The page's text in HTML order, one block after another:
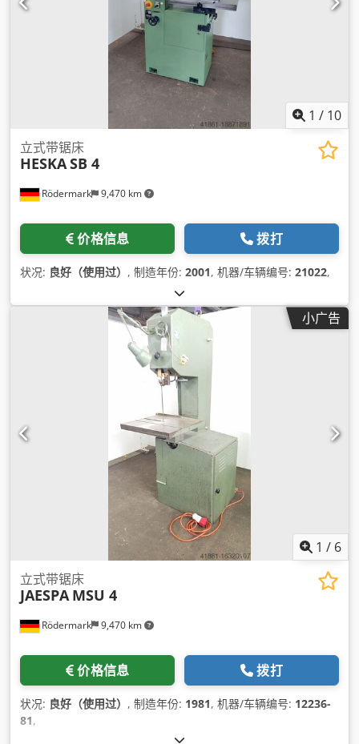
1 / 10
Rödermark 9,470 km
立式带锯床
HESKASB 4
价格信息 拨打
状况: 良好（使用过） , 制造年份: 2001, 机器/车辆编号: 21022,
小广告
1 / 6
Rödermark 9,470 km
立式带锯床
JAESPA MSU 4
价格信息 拨打
状况: 良好（使用过） , 制造年份: 1981, 机器/车辆编号: 12236-
81,